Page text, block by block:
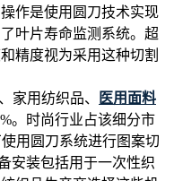
作是使用圆刀技术实现
叶片寿命监测系统。超
精度视为采用这种切割
家用纺织品、
医用面料
。时尚行业占该细分市
用圆刀系统进行图案切
安装包括用于一次性织